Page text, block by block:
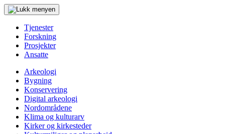
Tjenester
Forskning
Prosjekter
Ansatte
Arkeologi
Bygning
Konservering
Digital arkeologi
Nordområdene
Klima og kulturarv
Kirker og kirkesteder